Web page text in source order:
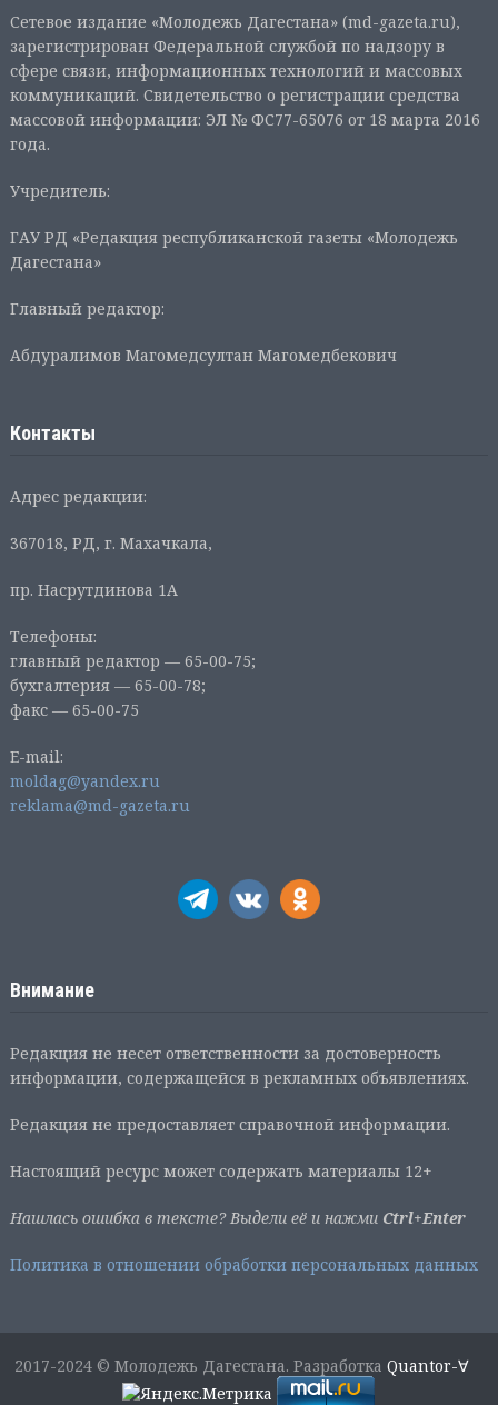
Сетевое издание «Молодежь Дагестана» (md-gazeta.ru),
зарегистрирован Федеральной службой по надзору в
сфере связи, информационных технологий и массовых
коммуникаций. Свидетельство о регистрации средства
массовой информации: ЭЛ № ФС77-65076 от 18 марта 2016
года.
Учредитель:
ГАУ РД «Редакция республиканской газеты «Молодежь
Дагестана»
Главный редактор:
Абдуралимов Магомедсултан Магомедбекович
Контакты
Адрес редакции:
367018, РД, г. Махачкала,
пр. Насрутдинова 1А
Телефоны:
главный редактор — 65-00-75;
бухгалтерия — 65-00-78;
факс — 65-00-75
E-mail:
moldag@yandex.ru
reklama@md-gazeta.ru
Внимание
Редакция не несет ответственности за достоверность
информации, содержащейся в рекламных объявлениях.
Редакция не предоставляет справочной информации.
Настоящий ресурс может содержать материалы 12+
Нашлась ошибка в тексте? Выдели её и нажми Ctrl+Enter
Политика в отношении обработки персональных данных
2017-2024 © Молодежь Дагестана. РазработкаQuantor-∀